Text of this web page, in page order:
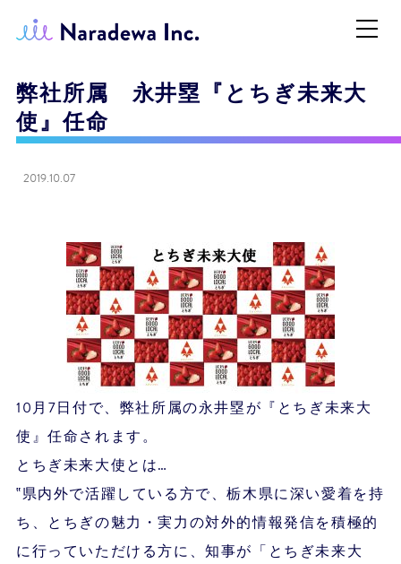
弊社所属 永井塁『とちぎ未来大
使』任命
2019.10.07
10月7日付で、弊社所属の永井塁が『とちぎ未来大
使』任命されます。
とちぎ未来大使とは…
‟県内外で活躍している方で、栃木県に深い愛着を持
ち、とちぎの魅力・実力の対外的情報発信を積極的
に行っていただける方に、知事が「とちぎ未来大